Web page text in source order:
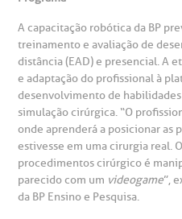
Clínica Medicina
de Bioética
de Sangue
A capacitação robótica da BP
treinamento e avaliação de
distância (EAD) e presencial. A
e adaptação do profissional à
desenvolvimento de
simulação cirúrgica. “O
onde aprenderá a posicionar as
estivesse em uma cirurgia real.
procedimentos cirúrgico é
parecido com um videogame”,
da BP Ensino e Pesquisa.